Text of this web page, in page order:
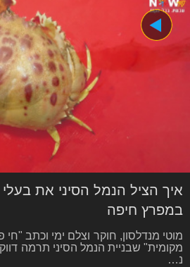
איך הציל הנמל הסיני את בעלי
במפרץ חיפה
מוטי מנדלסון, חוקר וצלם ימי וכתב
מקומית" שבניית הנמל הסיני תרמה
נ…